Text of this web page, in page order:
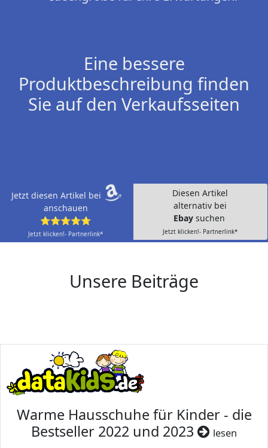
Eine bessere
Produktbeschreibung finden
Sie auf den Verkaufsseiten
Jetzt diesen Artikel bei
anschauen
⭐⭐⭐⭐⭐
Jetzt klicken!- Partnerlink*
Diesen Artikel
alternativ bei
Ebay suchen
Jetzt klicken!- Partnerlink*
Unsere Beiträge
Warme Hausschuhe für Kinder - die
Bestseller 2022 und 2023
lesen